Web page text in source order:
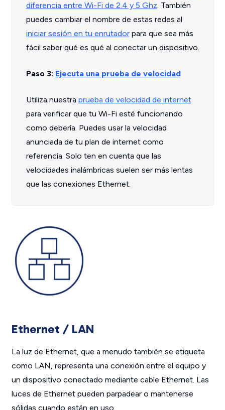
diferencia entre Wi-Fi de 2.4 y 5 Ghz. También
puedes cambiar el nombre de estas redes al
iniciar sesión en tu enrutadorpara que sea más
fácil saber qué es qué al conectar un dispositivo.
Paso 3: Ejecuta una prueba de velocidad
Utiliza nuestra prueba de velocidad de internet
para verificar que tu Wi-Fi esté funcionando
como debería. Puedes usar la velocidad
anunciada de tu plan de internet como
referencia. Solo ten en cuenta que las
velocidades inalámbricas suelen ser más lentas
que las conexiones Ethernet.
Ethernet / LAN
La luz de Ethernet, que a menudo también se etiqueta
como LAN, representa una conexión entre el equipo y
un dispositivo conectado mediante cable Ethernet. Las
luces de Ethernet pueden parpadear o mantenerse
sólidas cuando están en uso.